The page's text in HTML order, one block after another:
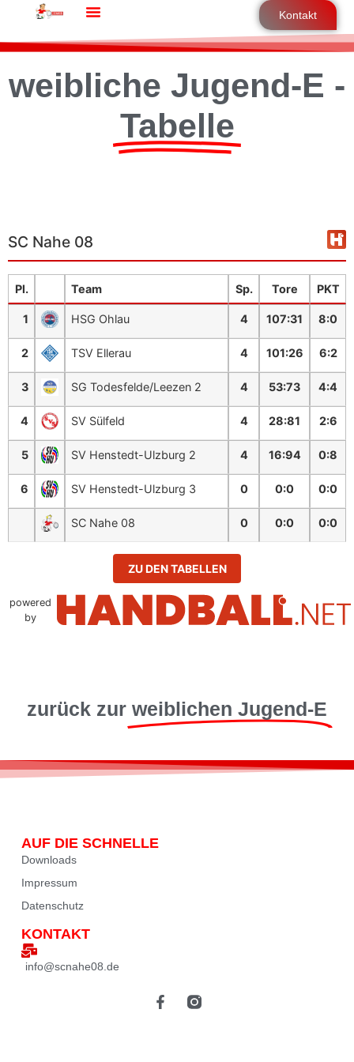
Kontakt
weibliche Jugend-E -
Tabelle
SC Nahe 08
Pl. Team Sp. Tore PKT
1 HSG Ohlau 4 107:31 8:0
2 TSV Ellerau 4 101:26 6:2
3 SG Todesfelde/Leezen 2 4 53:73 4:4
4 SV Sülfeld 4 28:81 2:6
5 SV Henstedt-Ulzburg 2 4 16:94 0:8
6 SV Henstedt-Ulzburg 3 0 0:0 0:0
SC Nahe 08 0 0:0 0:0
ZU DEN TABELLEN
powered
by
zurück zur weiblichen Jugend-E
AUF DIE SCHNELLE
Downloads
Impressum
Datenschutz
KONTAKT
info@scnahe08.de